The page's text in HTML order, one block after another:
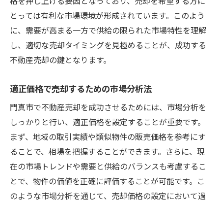
とっては有利な市場環境が形成されています。このよう
に、需要が高まる一方で供給の限られた市場特性を理解
し、適切な売却タイミングを見極めることが、成功する
不動産売却の鍵となります。
適正価格で売却するための市場分析法
門真市で不動産売却を成功させるためには、市場分析を
しっかりと行い、適正価格を設定することが重要です。
まず、地域の取引実績や類似物件の販売価格を参考にす
ることで、相場を把握することができます。さらに、現
在の市場トレンドや需要と供給のバランスも考慮するこ
とで、物件の価値を正確に評価することが可能です。こ
のような市場分析を通じて、売却価格の設定において過